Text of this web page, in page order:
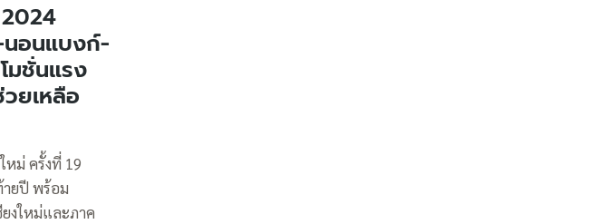
นอนแบงก์-
มชั่นแรง
ยเหลือ
หม่ ครั้งที่ 19
ยปี พร้อม
งใหม่และภาค